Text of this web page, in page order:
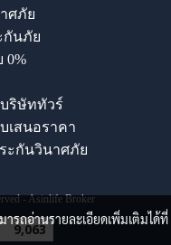
ศภัย
กันภัย
0%
ริษัททัวร์
เสนอราคา
ะกันวินาศภัย
- Asinlife Broker
9,063
รถอ่านรายละเอียดเพิ่มเติมได้ที่